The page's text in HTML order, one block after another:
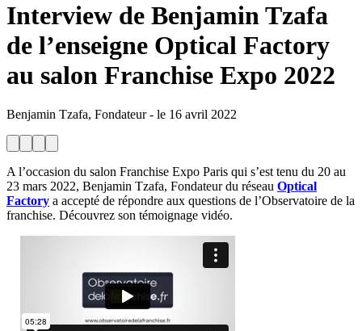
Interview de Benjamin Tzafa
de l’enseigne Optical Factory
au salon Franchise Expo 2022
Benjamin Tzafa, Fondateur- le 16 avril 2022
A l’occasion du salon Franchise Expo Paris qui s’est tenu du 20 au
23 mars 2022, Benjamin Tzafa, Fondateur du réseau Optical
Factory a accepté de répondre aux questions de l’Observatoire de la
franchise. Découvrez son témoignage vidéo.